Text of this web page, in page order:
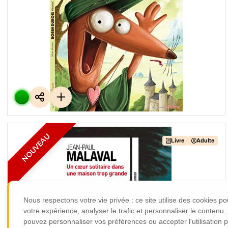
Nous respectons votre vie privée : ce site utilise des cookies
votre expérience, analyser le trafic et personnaliser le contenu.
pouvez personnaliser vos préférences ou accepter l'utilisation
Renard la fleche courage
Olivier DAUMAS
Editions :31815
Classification : ANTICIPATION
Plus d'infos
NOUVEAU Livre Adulte
Un coeur solitaire dans une
DeJean-paul MALAVAL
Editions :Calmann-lévy
Classification : ROMAN ADULTES